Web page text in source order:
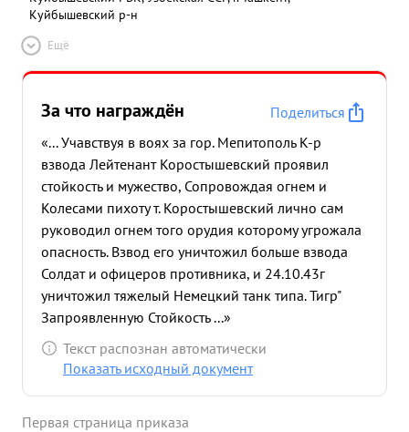
Куйбышевский р-н
Ещё
За что награждён
Поделиться
«... Учавствуя в воях за гор. Мепитополь К-р
взвода Лейтенант Коростышевский проявил
стойкость и мужество, Сопровождая огнем и
Колесами пихоту т. Коростышевский лично сам
руководил огнем того орудия которому угрожала
опасность. Взвод его уничтожил больше взвода
Солдат и офицеров противника, и 24.10.43г
уничтожил тяжелый Немецкий танк типа. Тигр"
Запроявленную Стойкость ...»
Текст распознан автоматически
Показать исходный документ
Первая страница приказа